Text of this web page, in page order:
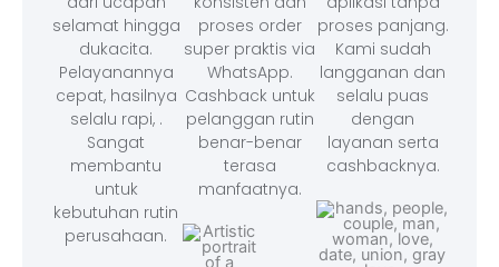
selamat hingga
dukacita.
Pelayanannya
cepat, hasilnya
selalu rapi, .
Sangat
membantu
untuk
kebutuhan rutin
perusahaan.
proses order
super praktis via
WhatsApp.
Cashback untuk
pelanggan rutin
benar-benar
terasa
manfaatnya.
proses panjang.
Kami sudah
langganan dan
selalu puas
dengan
layanan serta
cashbacknya.